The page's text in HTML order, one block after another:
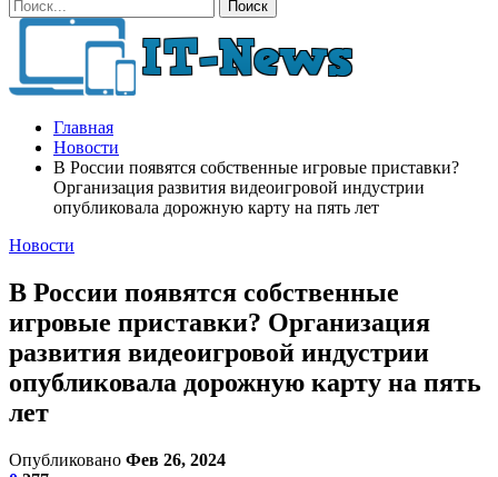
Главная
Новости
В России появятся собственные игровые приставки?
Организация развития видеоигровой индустрии
опубликовала дорожную карту на пять лет
Новости
В России появятся собственные
игровые приставки? Организация
развития видеоигровой индустрии
опубликовала дорожную карту на пять
лет
Опубликовано Фев 26, 2024